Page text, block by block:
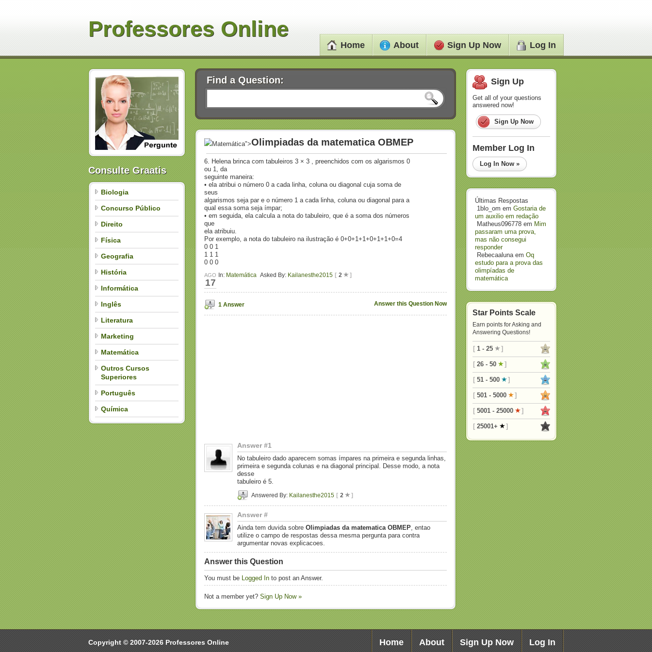
Home About Sign Up Now Log In
Professores Online
Consulte Graatis
Biologia
Concurso Público
Direito
Física
Geografia
História
Informática
Inglês
Literatura
Marketing
Matemática
Outros Cursos
Superiores
Português
Química
Find a Question:
Matemática">Olimpiadas da matematica OBMEP
6. Helena brinca com tabuleiros 3 × 3 , preenchidos com os algarismos 0
ou 1, da
seguinte maneira:
• ela atribui o número 0 a cada linha, coluna ou diagonal cuja soma de
seus
algarismos seja par e o número 1 a cada linha, coluna ou diagonal para a
qual essa soma seja ímpar;
• em seguida, ela calcula a nota do tabuleiro, que é a soma dos números
que
ela atribuiu.
Por exemplo, a nota do tabuleiro na ilustração é 0+0+1+1+0+1+1+0=4
0 0 1
1 1 1
0 0 0
In: Matemática Asked By: Kailanesthe2015 [ 2 ]
AGO
17
Answer this Question Now
1 Answer
Answer #1
No tabuleiro dado aparecem somas ímpares na primeira e segunda linhas,
primeira e segunda colunas e na diagonal principal. Desse modo, a nota
desse
tabuleiro é 5.
Answered By: Kailanesthe2015 [ 2 ]
Answer #
Ainda tem duvida sobre Olimpiadas da matematica OBMEP, entao
utilize o campo de respostas dessa mesma pergunta para contra
argumentar novas explicacoes.
Answer this Question
You must be Logged In to post an Answer.
Not a member yet? Sign Up Now »
Sign Up
Get all of your questions
answered now!
Sign Up Now
Member Log In
Log In Now »
Últimas Respostas
1blo_om em Gostaria de
um auxilio em redação
Matheus096778 em Mim
passaram uma prova,
mas não consegui
responder
Rebecaalunaem Oq
estudo para a prova das
olimpíadas de
matemática
Star Points Scale
Earn points for Asking and
Answering Questions!
[ 1 - 25 ]
[ 26 - 50 ]
[ 51 - 500 ]
[ 501 - 5000 ]
[ 5001 - 25000 ]
[ 25001+ ]
Home About Sign Up Now Log In
Copyright © 2007-2026 Professores Online